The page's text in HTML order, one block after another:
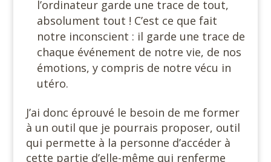
l’ordinateur garde une trace de tout,
absolument tout ! C’est ce que fait
notre inconscient : il garde une trace de
chaque événement de notre vie, de nos
émotions, y compris de notre vécu in
utéro.
J’ai donc éprouvé le besoin de me former
à un outil que je pourrais proposer, outil
qui permette à la personne d’accéder à
cette partie d’elle-même qui renferme